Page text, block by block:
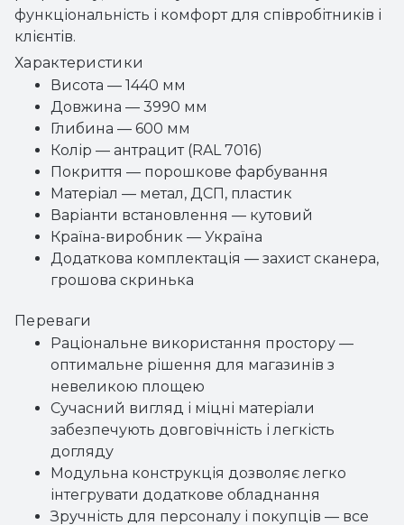
функціональність і комфорт для співробітників і
клієнтів.
Характеристики
Висота — 1440 мм
Довжина — 3990 мм
Глибина — 600 мм
Колір — антрацит (RAL 7016)
Покриття — порошкове фарбування
Матеріал — метал, ДСП, пластик
Варіанти встановлення — кутовий
Країна-виробник — Україна
Додаткова комплектація — захист сканера,
грошова скринька
Переваги
Раціональне використання простору —
оптимальне рішення для магазинів з
невеликою площею
Сучасний вигляд і міцні матеріали
забезпечують довговічність і легкість
догляду
Модульна конструкція дозволяє легко
інтегрувати додаткове обладнання
Зручність для персоналу і покупців — все